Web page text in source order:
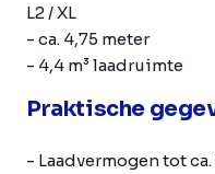
L2 / XL
- ca. 4,75 meter
- 4,4 m³ laadruimte
Praktische
- Laadvermogen tot